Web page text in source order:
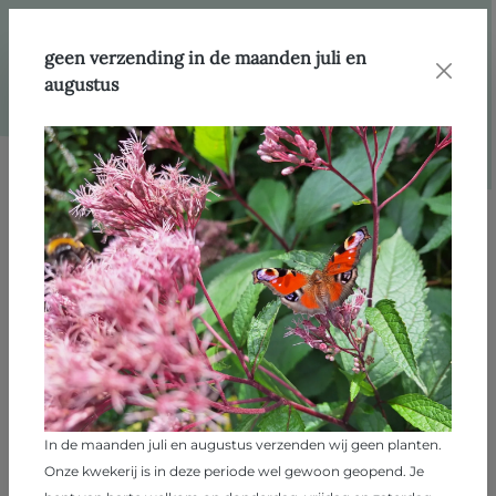
Afbeeldingengalerij overslaan
geen verzending in de maanden juli en
augustus
In de maanden juli en augustus verzenden wij geen planten.
Onze kwekerij is in deze periode wel gewoon geopend. Je